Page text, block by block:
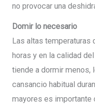
no provocar una
Domir lo necesario
Las altas temperaturas
horas y en la calidad
tiende a dormir menos,
cansancio habitual
mayores es importante